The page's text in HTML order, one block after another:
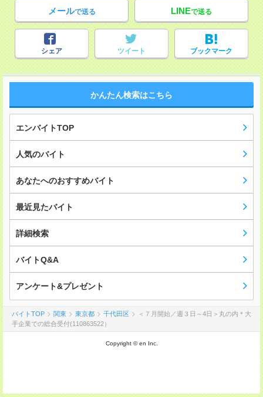
メールで送る LINEで送る
シェア ツイート ブックマーク
かんたん検索はこちら
エンバイトTOP
人気のバイト
あなたへのおすすめバイト
最近見たバイト
詳細検索
バイトQ&A
アンケート&プレゼント
バイトTOP 関東 東京都 千代田区
＜７月開始／週３日～4日＞丸の内＊大
手企業での総合受付(110863522）
Copyright © en Inc.